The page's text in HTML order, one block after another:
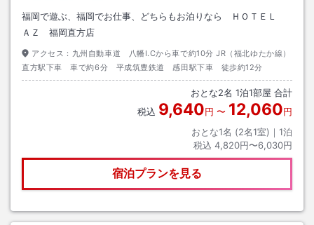
福岡で遊ぶ、福岡でお仕事、どちらもお泊りなら ＨＯＴＥＬ
ＡＺ 福岡直方店
アクセス： 九州自動車道 八幡I.Cから車で約10分 JR（福北ゆたか線）
直方駅下車 車で約6分 平成筑豊鉄道 感田駅下車 徒歩約12分
おとな2名 1泊1部屋 合計
税込 9,640円 〜 12,060円
おとな1名 (2名1室)｜ 1泊
税込 4,820円〜6,030円
宿泊プランを見る